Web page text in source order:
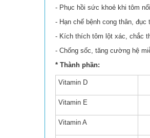
- Phục hồi sức khoẻ khi tôm
- Hạn chế bệnh cong thân, đục
- Kích thích tôm lột xác, chắc
- Chống sốc, tăng cường hệ
* Thành phần:
Vitamin D
Vitamin E
Vitamin A